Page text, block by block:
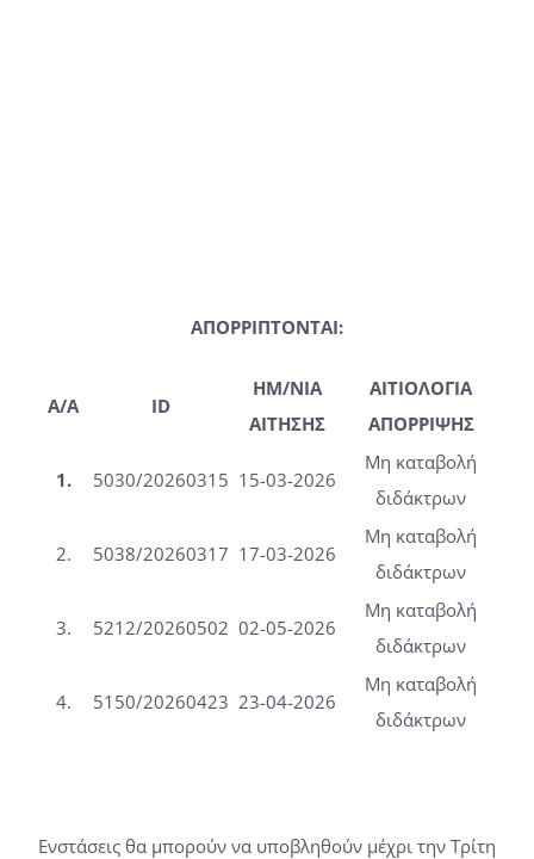
ΑΠΟΡΡΙΠΤΟΝΤΑΙ:
A/A ID
ΗΜ/ΝΙΑ
ΑΙΤΗΣΗΣ
ΑΙΤΙΟΛΟΓΙΑ
ΑΠΟΡΡΙΨΗΣ
1. 5030/20260315 15-03-2026
Μη καταβολή
διδάκτρων
2. 5038/20260317 17-03-2026
Μη καταβολή
διδάκτρων
3. 5212/20260502 02-05-2026
Μη καταβολή
διδάκτρων
4. 5150/20260423 23-04-2026
Μη καταβολή
διδάκτρων
Ενστάσεις θα μπορούν να υποβληθούν μέχρι την Τρίτη